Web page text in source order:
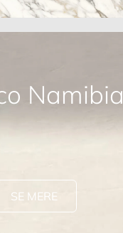
Namibia
SE MERE